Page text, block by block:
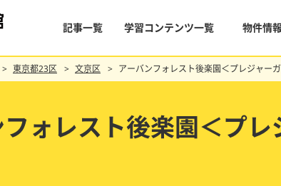
記事一覧 学習コンテンツ一覧 物件情
東京都23区 文京区 アーバンフォレスト後楽園＜プレジャー
ォレスト後楽園＜プ